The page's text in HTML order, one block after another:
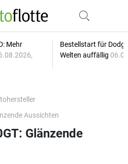
Mehr
Bestellstart für
Welten auffällig
Aussichten
Glänzende